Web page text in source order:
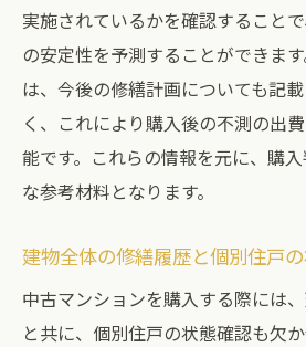
実施されているかを確認すること
の安定性を予測することができま
は、今後の修繕計画についても記
く、これにより購入後の不測の出
能です。これらの情報を元に、購
な参考材料となります。
建物全体の修繕履歴と個別住戸
中古マンションを購入する際には
と共に、個別住戸の状態確認も欠